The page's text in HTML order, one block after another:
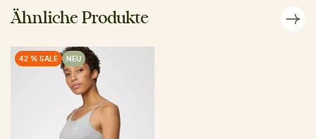
Ähnliche Produkte
42 % SALE NEU